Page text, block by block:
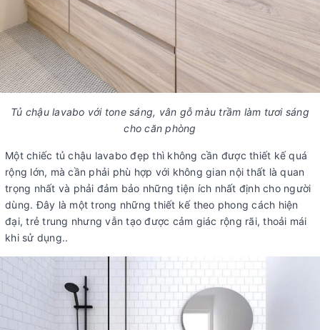
Tủ chậu lavabo với tone sáng, vân gỗ màu trầm làm tươi sáng
cho căn phòng
Một chiếc tủ chậu lavabo đẹp thì không cần được thiết kế quá
rộng lớn, mà cần phải phù hợp với không gian nội thất là quan
trọng nhất và phải đảm bảo những tiện ích nhất định cho người
dùng. Đây là một trong những thiết kế theo phong cách hiện
đại, trẻ trung nhưng vẫn tạo được cảm giác rộng rãi, thoải mái
khi sử dụng..